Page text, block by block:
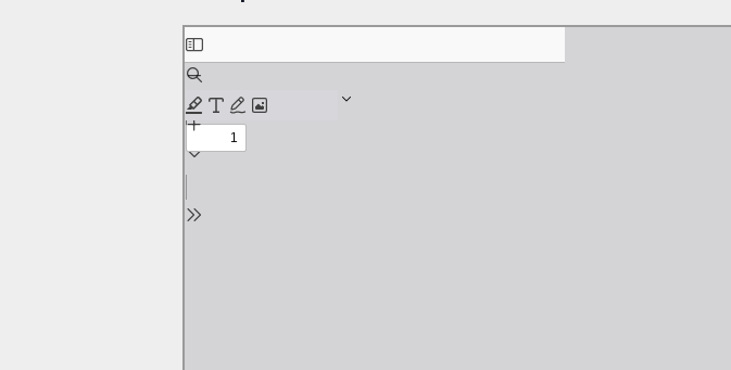
Skip
to
PDF
content